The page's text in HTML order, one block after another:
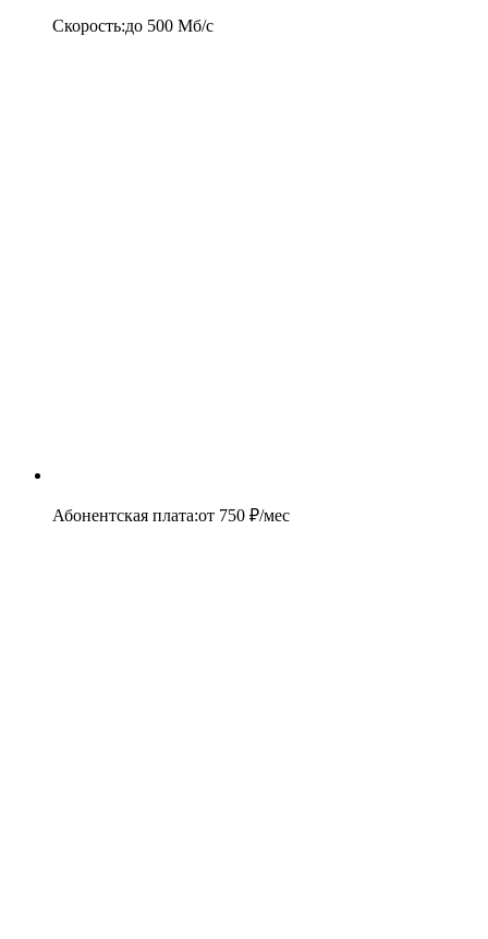
Скорость:до 500 Мб/c
Абонентская плата:от 750 ₽/мес